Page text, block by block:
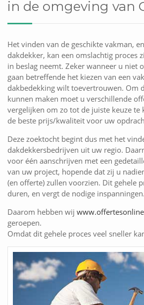
in de omgeving van
Het vinden van de geschikte vakman,
dakdekker, kan een omslachtig proces
in beslag neemt. Zeker wanneer u niet
gaan betreffende het kiezen van een
dakbedekking wilt toevertrouwen. Om
kunnen maken moet u verschillende
vergelijken om zo tot de juiste keuze te
de beste prijs/kwaliteit voor uw
Deze zoektocht begint dus met het
dakdekkersbedrijven uit uw regio.
voor één aanschrijven met een
van uw project, hopende dat zij u
(en offerte) zullen voorzien. Dit gehele
duren, en vergt de nodige inspanningen.
Daarom hebben wij
geroepen.
Omdat dit gehele proces veel sneller